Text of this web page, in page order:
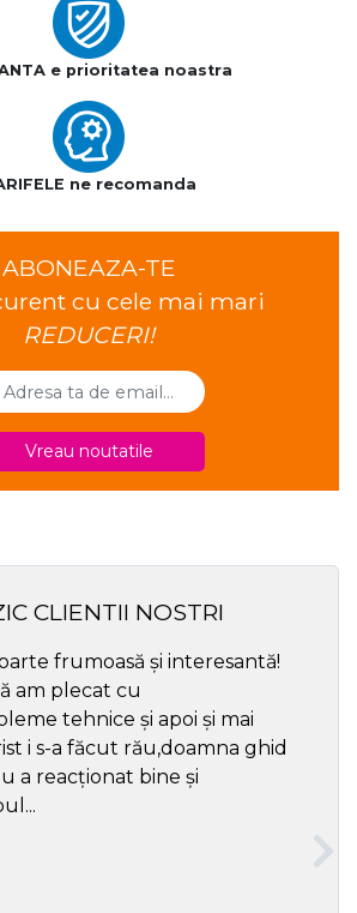
e prioritatea noastra
ne recomanda
ABONEAZA-TE
cu cele mai mari
REDUCERI!
Vreau noutatile
CLIENTII NOSTRI
frumoasă și interesantă!
am plecat cu
tehnice și apoi și mai
i s-a făcut rău,doamna ghid
a reacționat bine și